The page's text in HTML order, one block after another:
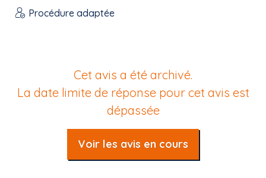
Procédure adaptée
Cet avis a été archivé.
La date limite de réponse pour cet avis est
dépassée
Voir les avis en cours